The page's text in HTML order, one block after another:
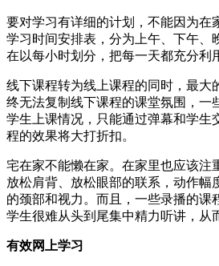
要对学习有详细的计划，不能因为在
学习时间安排表，分为上午、下午、
在以每小时划分，把每一天都充分利
线下课程转为线上课程的同时，最大
终无法复制线下课程的课堂氛围，一
学生上课情况，只能通过弹幕和学生
程的效果将大打折扣。
宅在家不能懒在家。在家里也应该注
放松肩背、放松眼部的联系，动作幅
的颈部和视力。而且，一些录播的课
学生很难从头到尾集中精力听讲，从
有效网上学习